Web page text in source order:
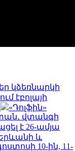
կձեռնարկի
էբոլայի
«Դոլֆին»
վտանգի
է 26-ամյա
և
10-ին, 11-